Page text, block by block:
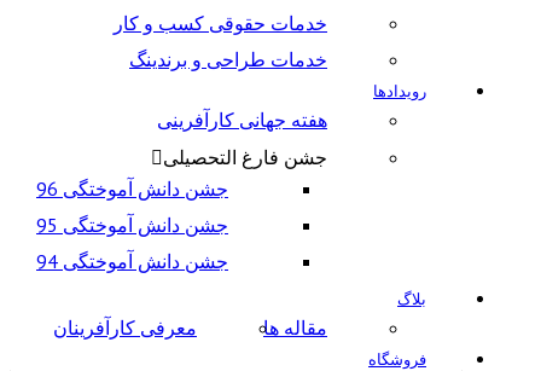
خدمات حقوقی کسب و کار
خدمات طراحی و برندینگ
رویدادها
هفته جهانی کارآفرینی
جشن فارغ التحصیلی
جشن دانش آموختگی 96
جشن دانش آموختگی 95
جشن دانش آموختگی 94
بلاگ
مقاله ها معرفی کارآفرینان
فروشگاه